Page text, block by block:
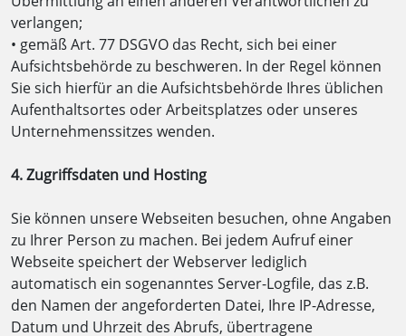
verlangen;
• gemäß Art. 77 DSGVO das Recht, sich bei einer
Aufsichtsbehörde zu beschweren. In der Regel können
Sie sich hierfür an die Aufsichtsbehörde Ihres üblichen
Aufenthaltsortes oder Arbeitsplatzes oder unseres
Unternehmenssitzes wenden.
4. Zugriffsdaten und Hosting
Sie können unsere Webseiten besuchen, ohne Angaben
zu Ihrer Person zu machen. Bei jedem Aufruf einer
Webseite speichert der Webserver lediglich
automatisch ein sogenanntes Server-Logfile, das z.B.
den Namen der angeforderten Datei, Ihre IP-Adresse,
Datum und Uhrzeit des Abrufs, übertragene